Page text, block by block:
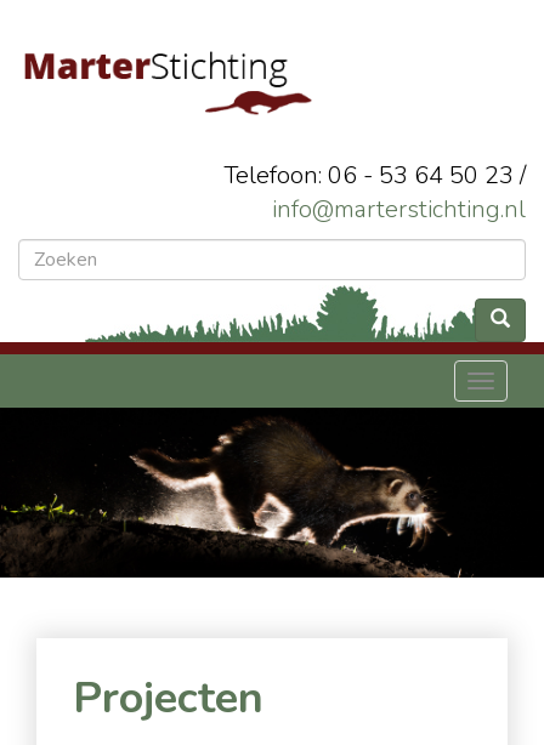
Telefoon: 06 - 53 64 50 23 /
info@marterstichting.nl
Projecten